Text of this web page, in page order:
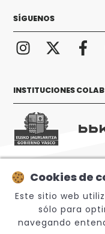
SÍGUENOS
INSTITUCIONES
© 2026 Sabino
Cookies de
Este sitio web
sólo para
navegando